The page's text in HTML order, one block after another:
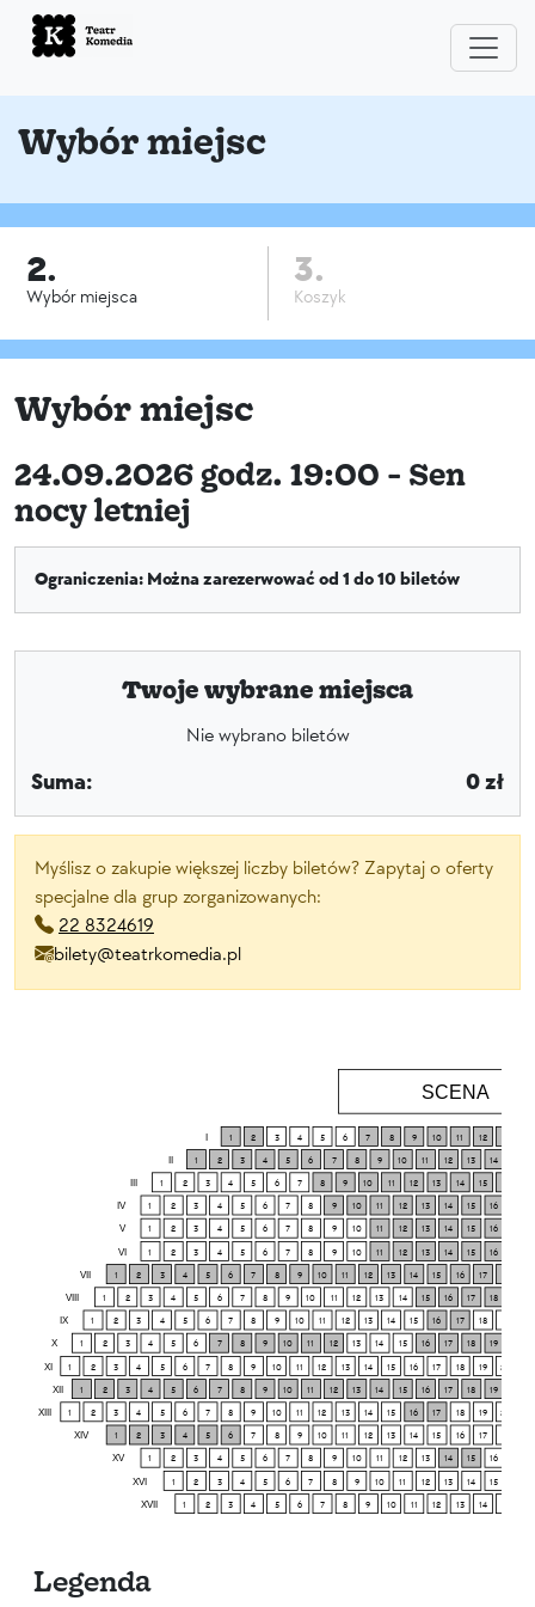
Wybór miejsc
2.
Wybór miejsca
3.
Koszyk
Wybór miejsc
24.09.2026 godz. 19:00 - Sen
nocy letniej
Ograniczenia: Można zarezerwować od 1 do 10 biletów
Twoje wybrane miejsca
Nie wybrano biletów
Suma: 0 zł
Myślisz o zakupie większej liczby biletów? Zapytaj o oferty
specjalne dla grup zorganizowanych:
22 8324619
bilety@teatrkomedia.pl
I
IV
V
VI
VII
VIII
IX
X
XI
XII
XIII
XIV
XV
XVI
XVII
SCENA
1 2 3 4 5 6 7 8 9 10 11 12
1 2 3 4 5 6 7 8 9 10 11 12 13 14
1 2 3 4 5 6 7 8 9 10 11 12 13 14 15
1 2 3 4 5 6 7 8 9 10 11 12 13 14 15 16
1 2 3 4 5 6 7 8 9 10 11 12 13 14 15 16
1 2 3 4 5 6 7 8 9 10 11 12 13 14 15 16
1 2 3 4 5 6 7 8 9 10 11 12 13 14 15 16 17
1 2 3 4 5 6 7 8 9 10 11 12 13 14 15 16 17 18
1 2 3 4 5 6 7 8 9 10 11 12 13 14 15 16 17 18
1 2 3 4 5 6 7 8 9 10 11 12 13 14 15 16 17 18 19
1 2 3 4 5 6 7 8 9 10 11 12 13 14 15 16 17 18 19 20
1 2 3 4 5 6 7 8 9 10 11 12 13 14 15 16 17 18 19
1 2 3 4 5 6 7 8 9 10 11 12 13 14 15 16 17 18 19 20
1 2 3 4 5 6 7 8 9 10 11 12 13 14 15 16 17
1 2 3 4 5 6 7 8 9 10 11 12 13 14 15 16
1 2 3 4 5 6 7 8 9 10 11 12 13 14 15
1 2 3 4 5 6 7 8 9 10 11 12 13 14
Legenda